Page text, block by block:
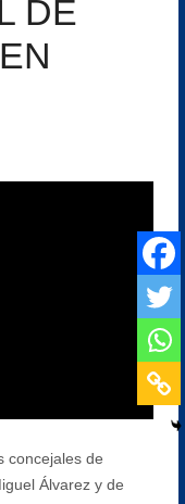
DE
concejales de
Álvarez y de